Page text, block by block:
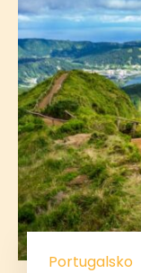
Portugalsko